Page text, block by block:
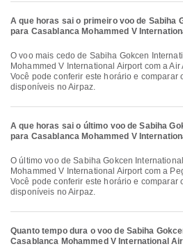
A que horas sai o primeiro voo de Sabiha
para Casablanca Mohammed V
O voo mais cedo de Sabiha Gokcen International Airport para Casablanca
Mohammed V International Airport com a
Você pode conferir este horário e comparar
disponíveis no Airpaz.
A que horas sai o último voo de Sabiha
para Casablanca Mohammed V
O último voo de Sabiha Gokcen International Airport para Casablanca
Mohammed V International Airport com a
Você pode conferir este horário e comparar
disponíveis no Airpaz.
Quanto tempo dura o voo de Sabiha
Casablanca Mohammed V International